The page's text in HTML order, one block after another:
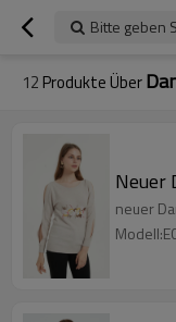
Bitte geben
12 Produkte Über
Neuer
neuer